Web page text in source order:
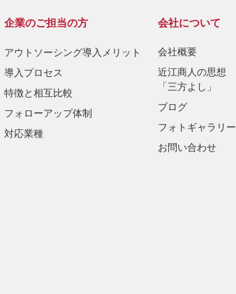
企業のご担当の方
アウトソーシング導入メリット
導入プロセス
特徴と相互比較
フォローアップ体制
対応業種
会社について
会社概要
近江商人の思想
「三方よし」
ブログ
フォトギャラリー
お問い合わせ